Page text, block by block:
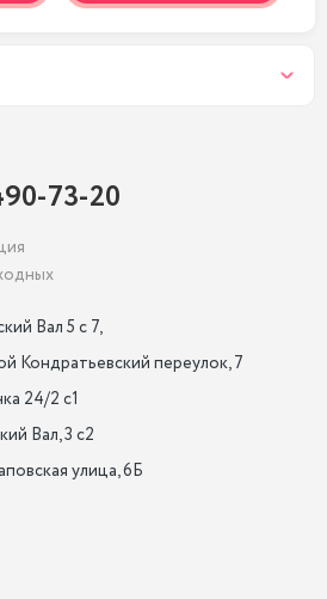
73-20
Вал 5 с 7,
Кондратьевский переулок, 7
24/2 с1
Вал, 3 с2
улица, 6Б